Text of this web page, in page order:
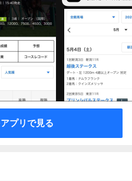
プリで見る